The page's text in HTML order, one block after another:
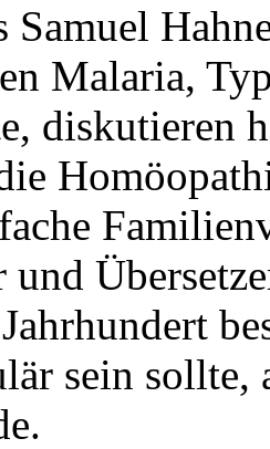
Samuel
Malaria,
diskutieren
sein